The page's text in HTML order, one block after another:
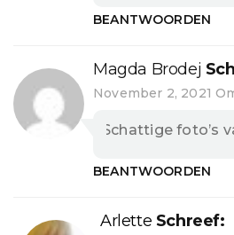
BEANTWOORDEN
Magda Brodej
November 2, 2021
Schattige foto’s
BEANTWOORDEN
Arlette Schreef: